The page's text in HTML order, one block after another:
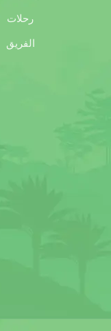
رحلات
الفريق